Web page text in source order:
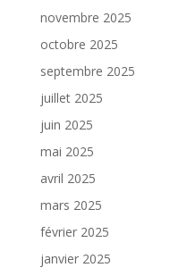
novembre 2025
octobre 2025
septembre 2025
juillet 2025
juin 2025
mai 2025
avril 2025
mars 2025
février 2025
janvier 2025